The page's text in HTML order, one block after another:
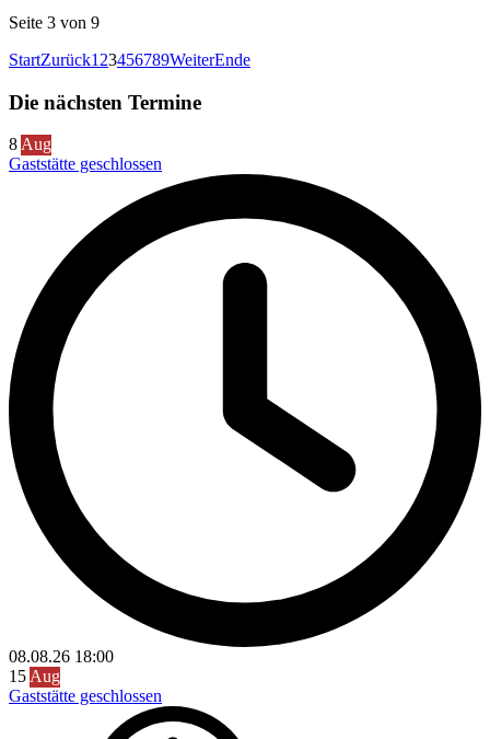
Seite 3 von 9
StartZurück1 23456789WeiterEnde
Die nächsten Termine
8 Aug
Gaststätte geschlossen
08.08.26 18:00
15 Aug
Gaststätte geschlossen